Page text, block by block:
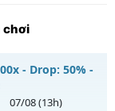
chơi
- Drop: 50% -
07/08(13h)